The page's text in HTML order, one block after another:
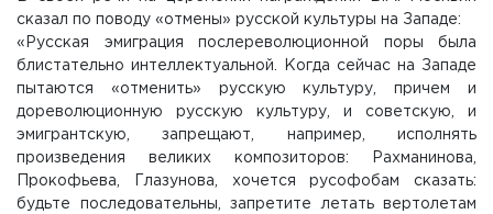
сказал по поводу «отмены» русской культуры на Западе:
«Русская эмиграция послереволюционной поры была
блистательно интеллектуальной. Когда сейчас на Западе
пытаются «отменить» русскую культуру, причем и
дореволюционную русскую культуру, и советскую, и
эмигрантскую, запрещают, например, исполнять
произведения великих композиторов: Рахманинова,
Прокофьева, Глазунова, хочется русофобам сказать:
будьте последовательны, запретите летать вертолетам